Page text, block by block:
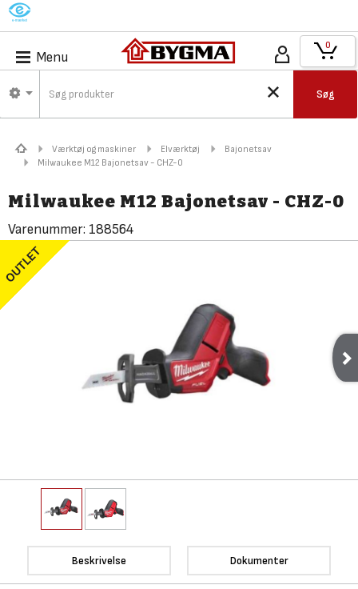
M
Menu
Søg
0
Værktøj og maskiner Elværktøj
Bajonetsav
Milwaukee M12 Bajonetsav - CHZ-0
Milwaukee M12 Bajonetsav - CHZ-0
Varenummer: 188564
Beskrivelse Dokumenter